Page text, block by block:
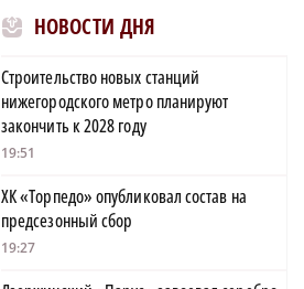
НОВОСТИ ДНЯ
Строительство новых станций
нижегородского метро планируют
закончить к 2028 году
19:51
ХК «Торпедо» опубликовал состав на
предсезонный сбор
19:27